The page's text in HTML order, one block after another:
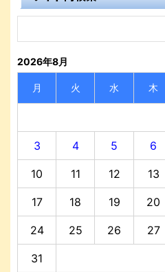
2026年8月
月 火 水 木
3 4 5 6
10 11 12 13
17 18 19 20
24 25 26 27
31